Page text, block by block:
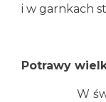
i w garnkach
Potrawy
W święta